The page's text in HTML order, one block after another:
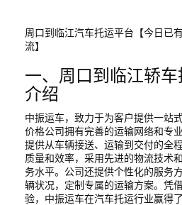
周口到临江汽车托运平台【今日已
流】
一、周口到临江轿
介绍
中振运车，致力于为客户提供一站
价格公司拥有完善的运输网络和专
提供从车辆接送、运输到交付的全
质量和效率，采用先进的物流技术
务水平。公司还提供个性化的服务
辆状况，定制专属的运输方案。凭
验，中振运车在汽车托运行业赢得